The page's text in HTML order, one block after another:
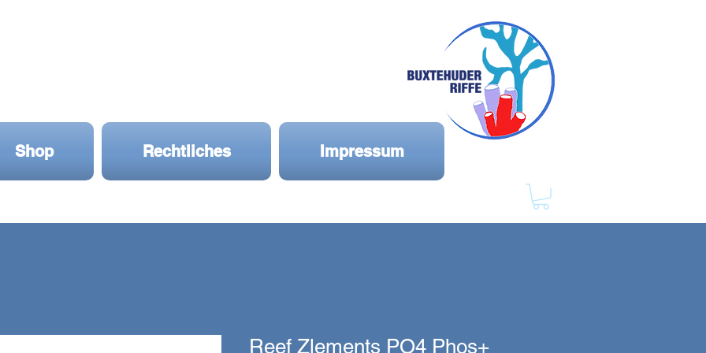
Shop Rechtliches Impressum
Reef Zlements PO4 Phos+